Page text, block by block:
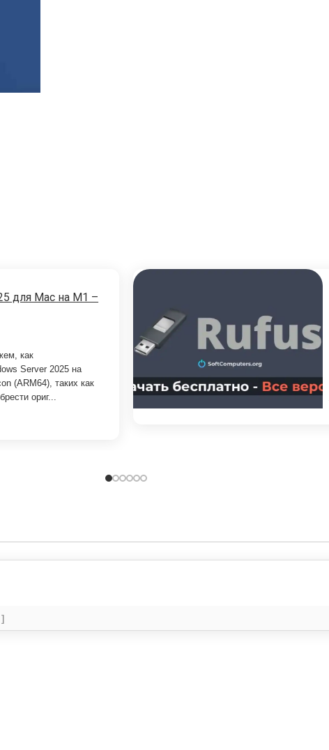
для Mac на M1 –
как
Server 2025 на
(ARM64), таких как
ориг...